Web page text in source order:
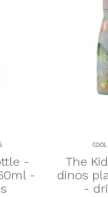
-
-
The
dinos
-